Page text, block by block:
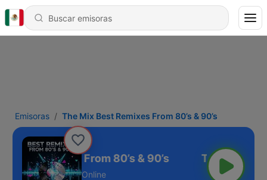
Emisoras The Mix Best Remixes From 80’s & 90’s
Best Remixes From 80’s & 90’s
Online